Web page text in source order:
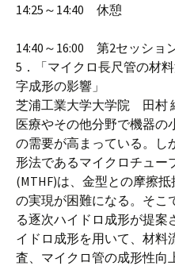
14:25～14:40 休憩
14:40～16:00 第2セッ
5．「マイクロ長尺管の材
字成形の影響」
芝浦工業大学大学院 田村
医療やその他分野で機器の
の需要が高まっている。し
形法であるマイクロチュー
(MTHF)は、金型との摩擦
の実現が困難になる。そこ
る逐次ハイドロ成形が提案
イドロ成形を用いて、材料
査、マイクロ管の成形性向